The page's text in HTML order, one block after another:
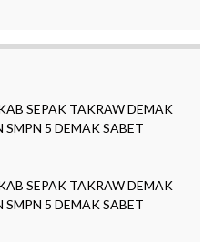
SEPAK TAKRAW DEMAK
SMPN 5 DEMAK SABET
SEPAK TAKRAW DEMAK
SMPN 5 DEMAK SABET